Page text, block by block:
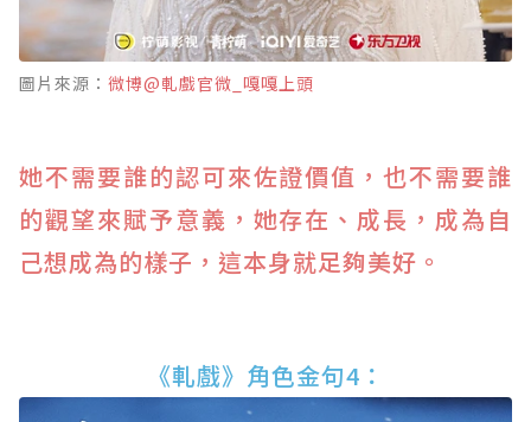
圖片來源： 微博@軋戲官微_嘎嘎上頭
她不需要誰的認可來佐證價值，也不需要誰
的觀望來賦予意義，她存在、成長，成為自
己想成為的樣子，這本身就足夠美好。
《軋戲》角色金句4：